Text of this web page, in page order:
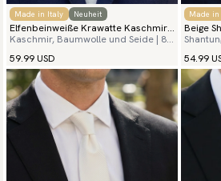
Made in Italy Neuheit
Elfenbeinweiße Krawatte Kaschmir
Grenadine
Kaschmir, Baumwolle und Seide | 8
cm
59.99 USD
Made
Beige
54.99